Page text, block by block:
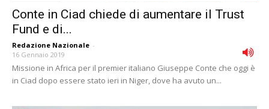
Conte in Ciad chiede di aumentare il Trust
Fund e di...
Redazione Nazionale -
16 Gennaio 2019
Missione in Africa per il premier italiano Giuseppe Conte che oggi è
in Ciad dopo essere stato ieri in Niger, dove ha avuto un...